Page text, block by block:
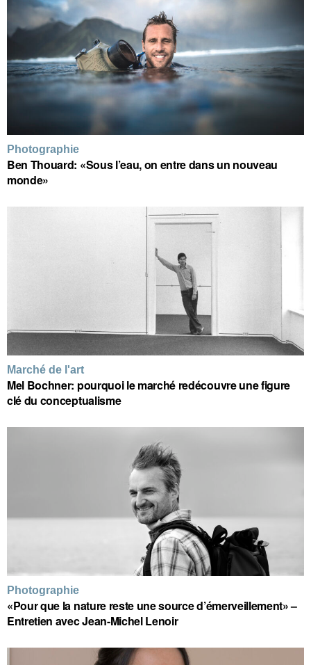
Photographie
Ben Thouard: «Sous l’eau, on entre dans un nouveau
monde»
Marché de l'art
Mel Bochner: pourquoi le marché redécouvre une figure
clé du conceptualisme
Photographie
«Pour que la nature reste une source d’émerveillement» –
Entretien avec Jean-Michel Lenoir